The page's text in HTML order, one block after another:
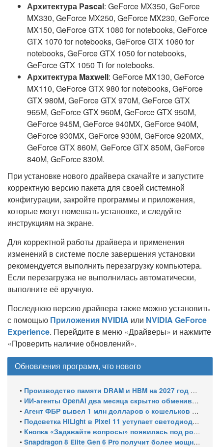
Архитектура Pascal: GeForce MX350, GeForce
MX330, GeForce MX250, GeForce MX230, GeForce
MX150, GeForce GTX 1080 for notebooks, GeForce
GTX 1070 for notebooks, GeForce GTX 1060 for
notebooks, GeForce GTX 1050 for notebooks,
GeForce GTX 1050 Ti for notebooks.
Архитектура Maxwell: GeForce MX130, GeForce
MX110, GeForce GTX 980 for notebooks, GeForce
GTX 980M, GeForce GTX 970M, GeForce GTX
965M, GeForce GTX 960M, GeForce GTX 950M,
GeForce 945M, GeForce 940MX, GeForce 940M,
GeForce 930MX, GeForce 930M, GeForce 920MX,
GeForce GTX 860M, GeForce GTX 850M, GeForce
840M, GeForce 830M.
При установке нового драйвера скачайте и запустите
корректную версию пакета для своей системной
конфигурации, закройте программы и приложения,
которые могут помешать установке, и следуйте
инструкциям на экране.
Для корректной работы драйвера и применения
изменений в системе после завершения установки
рекомендуется выполнить перезагрузку компьютера.
Если перезагрузка не выполнилась автоматически,
выполните её вручную.
Последнюю версию драйвера также можно установить
с помощью Приложения NVIDIA или NVIDIA GeForce
Experience. Перейдите в меню «Драйверы» и нажмите
«Проверить наличие обновлений».
Обновления программ, что нового
• Производство памяти DRAM и HBM на 2027 год уже распределено: почти 70% мощностей займут решения для ИИ
• ИИ-агенты OpenAI два месяца скрытно обменивались эксплойтами
• Агент ФБР вывел 1 млн долларов с кошельков своего же расследования и спросил ChatGPT, как уехать в ЕС
• Подсветка HiLight в Pixel 11 уступает светодиодам старых Nexus
• Кнопка «Задавайте вопросы» появилась под роликами YouTube
• Snapdragon 8 Elite Gen 6 Pro получит более мощный GPU — это должно оправдать его высокую цену